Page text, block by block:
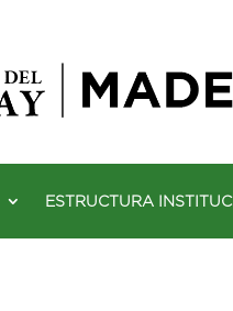
ESTRUCTURA